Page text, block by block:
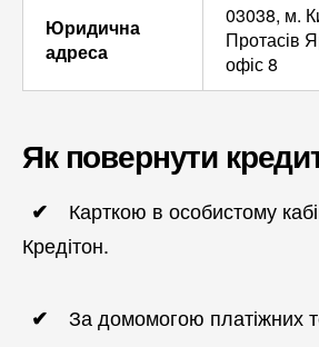
Юридична
адреса
03038, м.
Протасів
офіс 8
Як повернути
Карткою в особистому
Кредітон.
За домомогою платіжних